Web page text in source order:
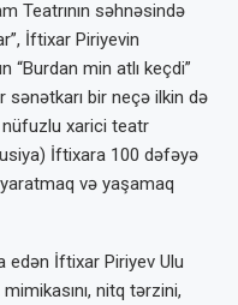
Teatrının səhnəsində
İftixar Piriyevin
“Burdan min atlı keçdi”
sənətkarı bir neçə ilkin də
nüfuzlu xarici teatr
İftixara 100 dəfəyə
yaratmaq və yaşamaq
edən İftixar Piriyev Ulu
nitq tərzini,